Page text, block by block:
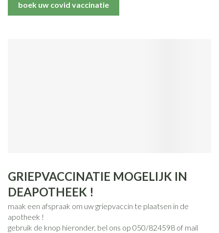
boek uw covid vaccinatie
GRIEPVACCINATIE MOGELIJK IN
DEAPOTHEEK !
maak een afspraak om uw griepvaccin te plaatsen in de
apotheek !
gebruik de knop hieronder, bel ons op 050/824598 of mail